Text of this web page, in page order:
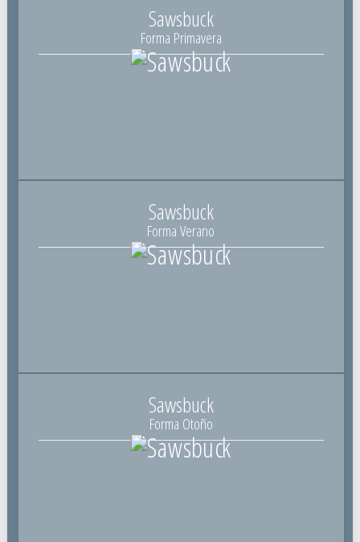
Sawsbuck
Forma Primavera
Sawsbuck
Forma Verano
Sawsbuck
Forma Otoño